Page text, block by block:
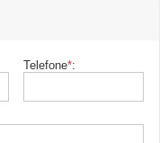
Telefone*: